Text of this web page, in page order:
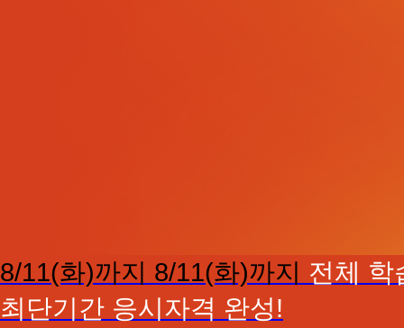
8/11(화)까지 8/11(화)까지 전체 학
최단기간 응시자격 완성!